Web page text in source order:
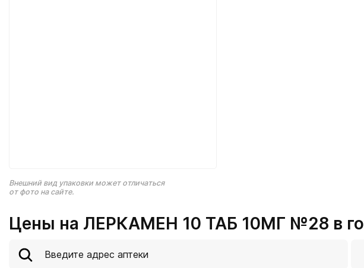
Внешний вид упаковки может отличаться
от фото на сайте.
Цены на ЛЕРКАМЕН 10 ТАБ 10МГ №28 в